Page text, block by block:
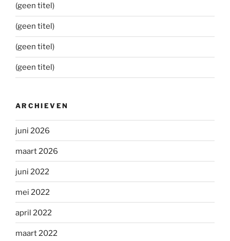
(geen titel)
(geen titel)
(geen titel)
(geen titel)
ARCHIEVEN
juni 2026
maart 2026
juni 2022
mei 2022
april 2022
maart 2022